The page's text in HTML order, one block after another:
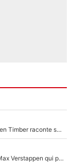
En plein cauchemar après son transfert à l'OM, Quinten Timber raconte ses doutes après sa signature à Marseille
F1 - Une légende de McLaren refuse le transfert de Max Verstappen qui pourrait «faire des vagues» et plomber l'ambiance dans l'équipe